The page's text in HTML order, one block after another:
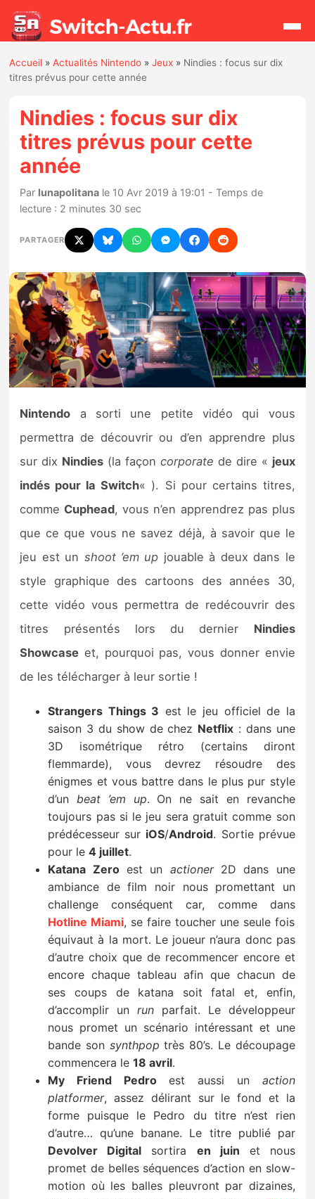
Actualités
Jeux
Hardware
Mises à jour
Chiffres de ventes
Rumeurs
Nintendo Direct
Tests et previews
Tests de jeux
Tests d’accessoires
Autres tests
Précommandes
Précommandes jeux Switch 2
Bons plans
Guides
Accueil »Actualités Nintendo »Jeux » Nindies : focus sur dix
titres prévus pour cette année
Nindies : focus sur dix
titres prévus pour cette
année
Par lunapolitana le 10 Avr 2019 à 19:01 - Temps de
lecture : 2 minutes 30 sec
PARTAGER
Nintendo a sorti une petite vidéo qui vous
permettra de découvrir ou d’en apprendre plus
sur dix Nindies (la façon corporate de dire « jeux
indés pour la Switch« ). Si pour certains titres,
comme Cuphead, vous n’en apprendrez pas plus
que ce que vous ne savez déjà, à savoir que le
jeu est un shoot ’em up jouable à deux dans le
style graphique des cartoons des années 30,
cette vidéo vous permettra de redécouvrir des
titres présentés lors du dernier Nindies
Showcase et, pourquoi pas, vous donner envie
de les télécharger à leur sortie !
Strangers Things 3 est le jeu officiel de la
saison 3 du show de chez Netflix : dans une
3D isométrique rétro (certains diront
flemmarde), vous devrez résoudre des
énigmes et vous battre dans le plus pur style
d’un beat ’em up. On ne sait en revanche
toujours pas si le jeu sera gratuit comme son
prédécesseur sur iOS/Android. Sortie prévue
pour le4 juillet.
Katana Zeroest un actioner2D dans une
ambiance de film noir nous promettant un
challenge conséquent car, comme dans
Hotline Miami, se faire toucher une seule fois
équivaut à la mort. Le joueur n’aura donc pas
d’autre choix que de recommencer encore et
encore chaque tableau afin que chacun de
ses coups de katana soit fatal et, enfin,
d’accomplir unrun parfait. Le développeur
nous promet un scénario intéressant et une
bande son synthpop très 80’s. Le découpage
commencera le18 avril.
My Friend Pedroest aussi un action
platformer, assez délirant sur le fond et la
forme puisque le Pedro du titre n’est rien
d’autre… qu’une banane. Le titre publié par
Devolver Digital sortira en juin et nous
promet de belles séquences d’action en slow-
motion où les balles pleuvront par dizaines,